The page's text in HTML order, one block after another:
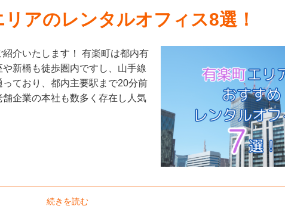
リアのレンタルオフィス8選！
介いたします！ 有楽町は都内有
新橋も徒歩圏内ですし、山手線
ており、都内主要駅まで20分前
企業の本社も数多く存在し人気
続きを読む